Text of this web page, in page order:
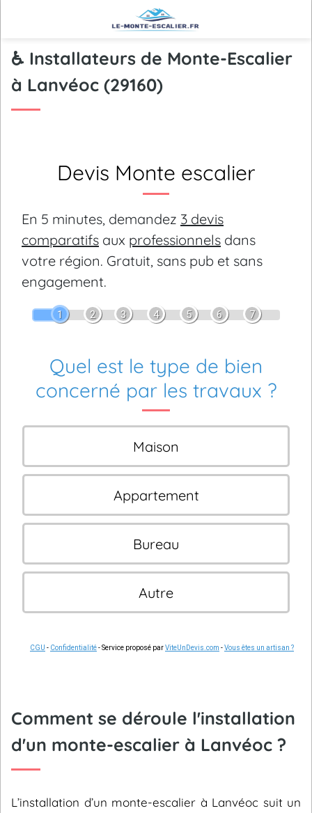
♿ Installateurs de Monte-Escalier
à Lanvéoc (29160)
Devis Monte escalier
En 5 minutes, demandez 3 devis
comparatifs aux professionnels dans
votre région. Gratuit, sans pub et sans
engagement.
1 2 3 4 5 6 7
Quel est le type de bien
concerné par les travaux ?
Maison
Appartement
Bureau
Autre
CGU - Confidentialité- Service proposé parViteUnDevis.com -Vous êtes un artisan ?
Comment se déroule l'installation
d'un monte-escalier à Lanvéoc ?
L’installation d’un monte-escalier à Lanvéoc suit un